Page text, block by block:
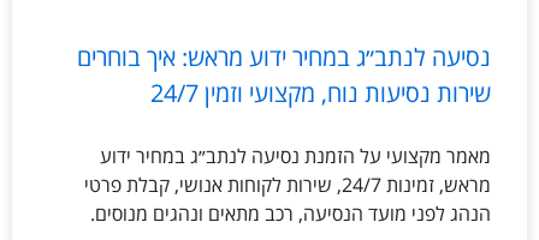
נסיעה לנתב״ג במחיר ידוע מראש: איך בוחרים
שירות נסיעות נוח, מקצועי וזמין 24/7
מאמר מקצועי על הזמנת נסיעה לנתב״ג במחיר ידוע
מראש, זמינות 24/7, שירות לקוחות אנושי, קבלת פרטי
הנהג לפני מועד הנסיעה, רכב מתאים ונהגים מנוסים.